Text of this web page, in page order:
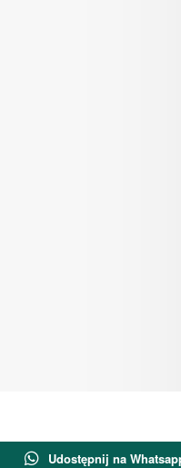
Udostępnij na